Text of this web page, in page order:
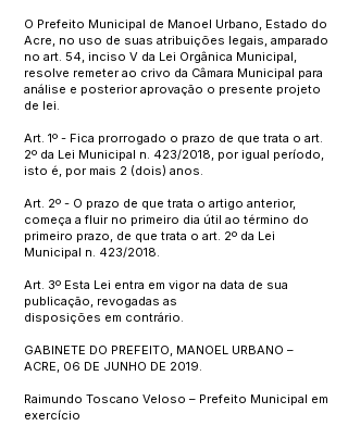
O Prefeito Municipal de Manoel Urbano, Estado do
Acre, no uso de suas atribuições legais, amparado
no art. 54, inciso V da Lei Orgânica Municipal,
resolve remeter ao crivo da Câmara Municipal para
análise e posterior aprovação o presente projeto
de lei.
Art. 1º - Fica prorrogado o prazo de que trata o art.
2º da Lei Municipal n. 423/2018, por igual período,
isto é, por mais 2 (dois) anos.
Art. 2º - O prazo de que trata o artigo anterior,
começa a fluir no primeiro dia útil ao término do
primeiro prazo, de que trata o art. 2º da Lei
Municipal n. 423/2018.
Art. 3º Esta Lei entra em vigor na data de sua
publicação, revogadas as
disposições em contrário.
GABINETE DO PREFEITO, MANOEL URBANO –
ACRE, 06 DE JUNHO DE 2019.
Raimundo Toscano Veloso – Prefeito Municipal em
exercício